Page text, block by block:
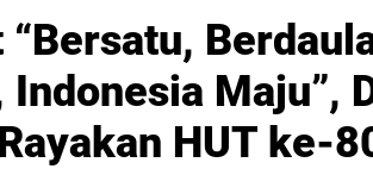
“Bersatu,
Maju”,
HUT ke-